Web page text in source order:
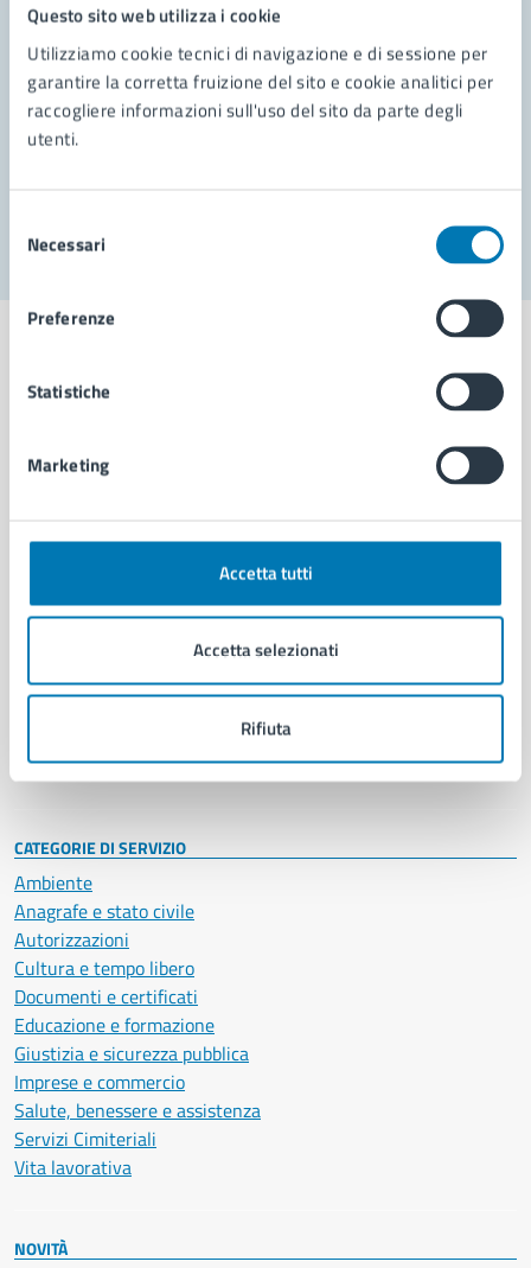
Questo sito web utilizza i cookie
Utilizziamo cookie tecnici di navigazione e di sessione per
garantire la corretta fruizione del sito e cookie analitici per
raccogliere informazioni sull'uso del sito da parte degli
utenti.
delNecessari
Preferenze
Statistiche
Marketing
Accetta tutti
Accetta selezionati
Rifiuta
Richiedi assistenza
Prenota appuntamento
Problemi in città
Aree amministrative
Uffici
Politici
Intranet, posta aziendale e protocollo
CATEGORIE DI SERVIZIO
Ambiente
Anagrafe e stato civile
Autorizzazioni
Cultura e tempo libero
Documenti e certificati
Educazione e formazione
Giustizia e sicurezza pubblica
Imprese e commercio
Salute, benessere e assistenza
Servizi Cimiteriali
Vita lavorativa
NOVITÀ